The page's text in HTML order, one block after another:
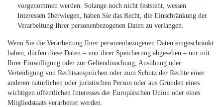
vorgenommen werden. Solange noch nicht feststeht, wessen
Interessen überwiegen, haben Sie das Recht, die Einschränkung der
Verarbeitung Ihrer personenbezogenen Daten zu verlangen.
Wenn Sie die Verarbeitung Ihrer personenbezogenen Daten eingeschränkt
haben, dürfen diese Daten – von ihrer Speicherung abgesehen – nur mit
Ihrer Einwilligung oder zur Geltendmachung, Ausübung oder
Verteidigung von Rechtsansprüchen oder zum Schutz der Rechte einer
anderen natürlichen oder juristischen Person oder aus Gründen eines
wichtigen öffentlichen Interesses der Europäischen Union oder eines
Mitgliedstaats verarbeitet werden.